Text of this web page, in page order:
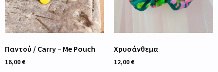
Παντού / Carry – Me Pouch
16,00€
Χρυσάνθεμα
12,00€